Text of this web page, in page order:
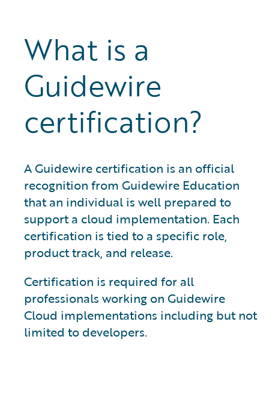
What is a
Guidewire
certification?
A Guidewire certification is an official
recognition from Guidewire Education
that an individual is well prepared to
support a cloud implementation. Each
certification is tied to a specific role,
product track, and release.
Certification is required for all
professionals working on Guidewire
Cloud implementations including but not
limited to developers.